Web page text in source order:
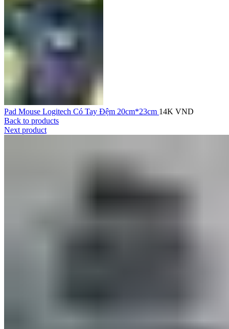
Pad Mouse Logitech Có Tay Đệm 20cm*23cm 14K VND
Back to products
Next product